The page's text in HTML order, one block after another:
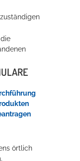
Standort für Events
örtlich